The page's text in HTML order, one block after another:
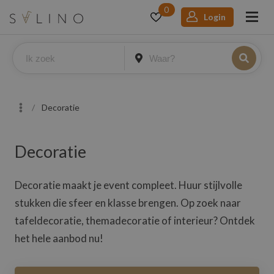
0
Login
Decoratie
Decoratie
Decoratie maakt je event compleet. Huur stijlvolle
stukken die sfeer en klasse brengen. Op zoek naar
tafeldecoratie, themadecoratie of interieur? Ontdek
het hele aanbod nu!